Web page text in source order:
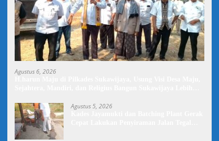
Agustus 6, 2026
Agustus 5, 2026